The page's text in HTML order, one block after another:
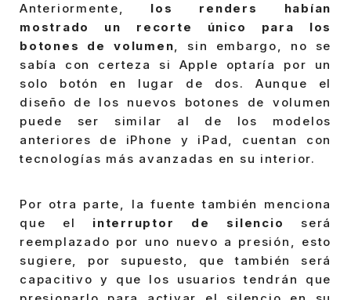
Anteriormente, los renders habían
mostrado un recorte único para los
botones de volumen, sin embargo, no se
sabía con certeza si Apple optaría por un
solo botón en lugar de dos. Aunque el
diseño de los nuevos botones de volumen
puede ser similar al de los modelos
anteriores de iPhone y iPad, cuentan con
tecnologías más avanzadas en su interior.
Por otra parte, la fuente también menciona
que el interruptor de silencio
será
reemplazado por uno nuevo a presión, esto
sugiere, por supuesto, que también será
capacitivo y que los usuarios tendrán que